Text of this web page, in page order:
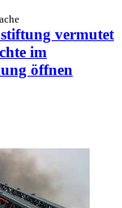
vermutet
im
öffnen